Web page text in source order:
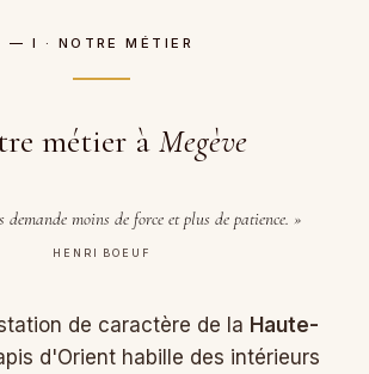
— I · NOTRE MÉTIER
métier à Megève
demande moins de force et plus de patience. »
HENRI BOEUF
de caractère de la Haute-
d'Orient habille des intérieurs